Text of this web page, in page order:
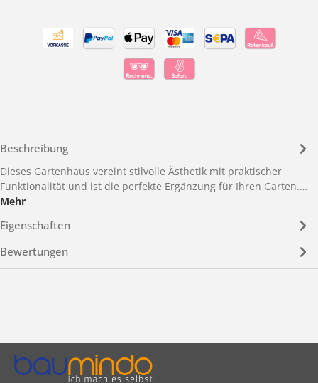
Beschreibung
Dieses Gartenhaus vereint stilvolle Ästhetik mit praktischer
Funktionalität und ist die perfekte Ergänzung für Ihren Garten.…
Mehr
Eigenschaften
Bewertungen